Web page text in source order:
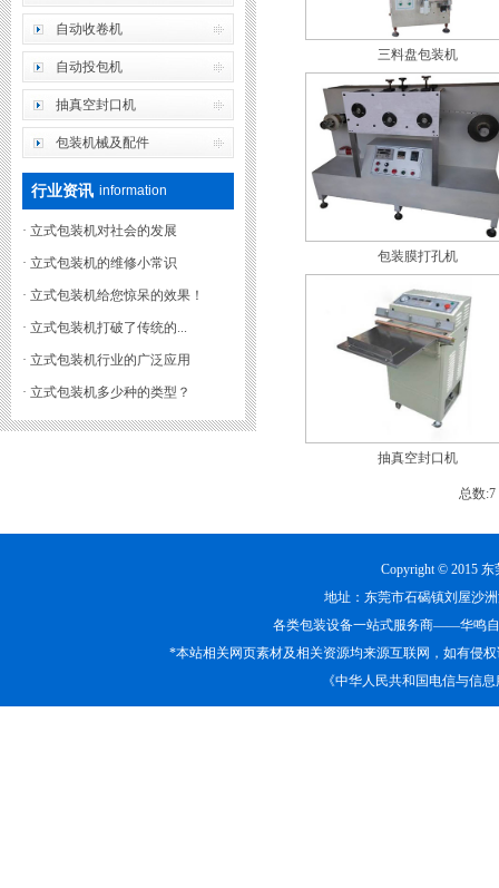
自动收卷机
自动投包机
抽真空封口机
包装机械及配件
行业资讯 information
· 立式包装机对社会的发展
· 立式包装机的维修小常识
· 立式包装机给您惊呆的效果！
· 立式包装机打破了传统的...
· 立式包装机行业的广泛应用
· 立式包装机多少种的类型？
三料盘包装机
包装膜打孔机
抽真空封口机
总数
Copyright © 2015
地址：东莞市石碣镇刘屋沙
各类包装设备一站式服务商——华鸣
*本站相关网页素材及相关资源均来源互联网，如有侵
《中华人民共和国电信与信